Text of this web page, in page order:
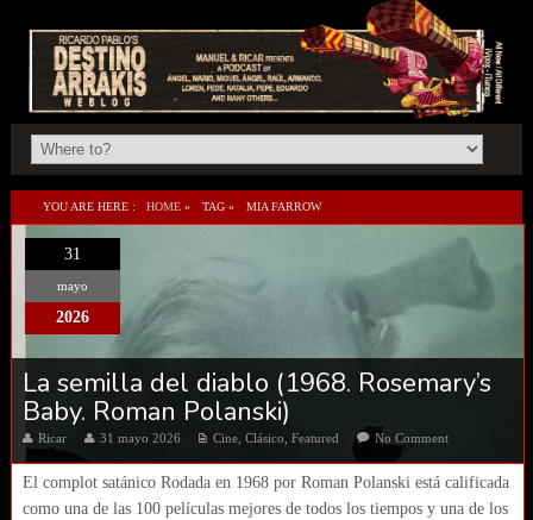
YOU ARE HERE : HOME » TAG » MIA FARROW
31
mayo
2026
La semilla del diablo (1968. Rosemary’s
Baby. Roman Polanski)
Ricar 31 mayo 2026 Cine, Clásico Featured No Comment
El complot satánico Rodada en 1968 por Roman Polanski está calificada
como una de las 100 películas mejores de todos los tiempos y una de los